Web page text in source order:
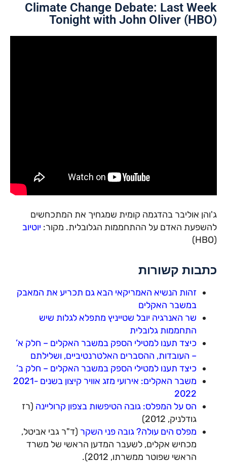
Climate Change Debate: Last Week
Tonight with John Oliver (HBO)
ג'והן אוליבר בהדגמה קומית שמגחיך את המתכחשים
להשפעת האדם על ההתחממות הגלובלית. מקור: יוטיוב
(HBO)
כתבות קשורות
זהות הנשיא האמריקאי הבא גם תכריע את המאבק
במשבר האקלים
שר האנרגיה יובל שטייניץ מתפלא לגלות שיש
התחממות גלובלית
כיצד תענו למטילי הספק במשבר האקלים – חלק א’
– העובדות, ההסברים האלטרנטיביים, ושלילתם
כיצד תענו למטילי הספק במשבר האקלים – חלק ב’
משבר האקלים: אירועי מזג אוויר קיצון בשנים 2021-
2022
הס על המפלס: גובה הטיפשות בצפון קרוליינה (רז
גודלניק, 2012)
מפלס הים עולה? גובה פני השקר (ד"ר גבי אביטל,
מכחיש אקלים, לשעבר המדען הראשי של משרד
הראשי שפוטר ממשרתו, 2012).